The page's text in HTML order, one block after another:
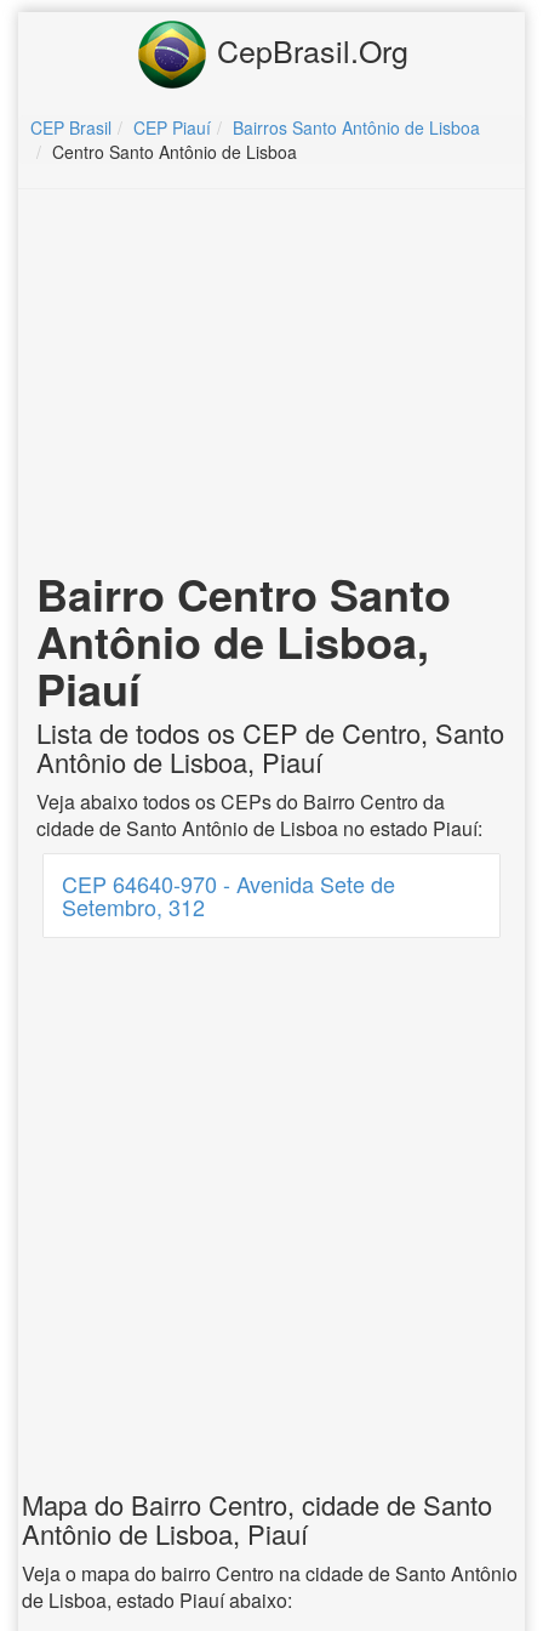
CepBrasil.Org
CEP Brasil CEP Piauí
Bairros Santo Antônio de Lisboa
Centro Santo Antônio de Lisboa
Bairro Centro Santo
Antônio de Lisboa,
Piauí
Lista de todos os CEP de Centro, Santo
Antônio de Lisboa, Piauí
Veja abaixo todos os CEPs do Bairro Centro da
cidade de Santo Antônio de Lisboa no estado Piauí:
CEP 64640-970 - Avenida Sete de
Setembro, 312
Mapa do Bairro Centro, cidade de Santo
Antônio de Lisboa, Piauí
Veja o mapa do bairro Centro na cidade de Santo Antônio
de Lisboa, estado Piauí abaixo: